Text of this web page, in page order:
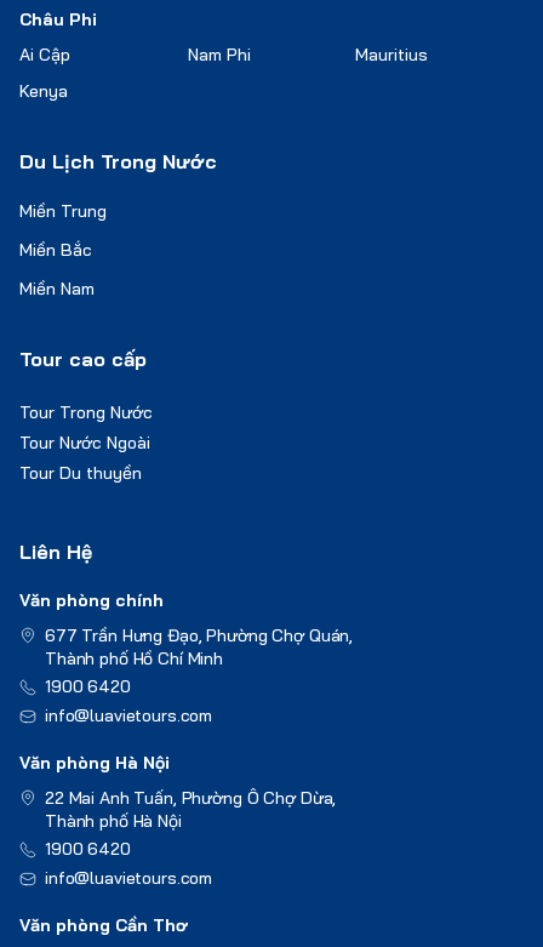
Châu Phi
Ai Cập
Nam Phi
Mauritius
Kenya
Du Lịch Trong Nước
Miền Trung
Miền Bắc
Miền Nam
Tour cao cấp
Tour Trong Nước
Tour Nước Ngoài
Tour Du thuyền
Liên Hệ
Văn phòng chính
677 Trần Hưng Đạo, Phường Chợ Quán,
Thành phố Hồ Chí Minh
1900 6420
info@luavietours.com
Văn phòng Hà Nội
22 Mai Anh Tuấn, Phường Ô Chợ Dừa,
Thành phố Hà Nội
1900 6420
info@luavietours.com
Văn phòng Cần Thơ